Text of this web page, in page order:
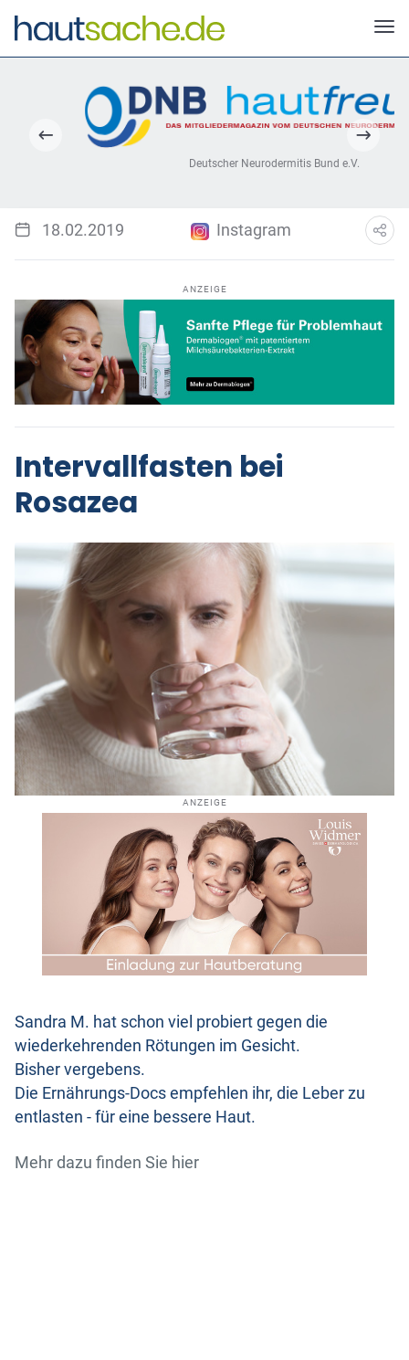
Deutscher Neurodermitis Bund e.V.
18.02.2019 Instagram
ANZEIGE
Intervallfasten bei
Rosazea
ANZEIGE
Sandra M. hat schon viel probiert gegen die
wiederkehrenden Rötungen im Gesicht.
Bisher vergebens.
Die Ernährungs-Docs empfehlen ihr, die Leber zu
entlasten - für eine bessere Haut.
Mehr dazu finden Sie hier